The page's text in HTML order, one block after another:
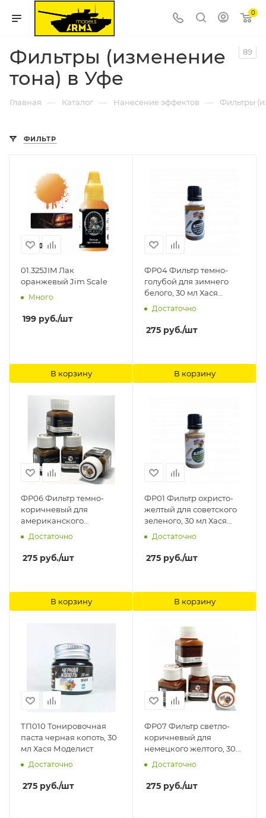
0
Фильтры (изменение
тона) в Уфе
89
Главная — Каталог — Нанесение эффектов — Фильтры
ФИЛЬТР
01.325JIM Лак
оранжевый Jim Scale
Много
199 руб./шт
В корзину
ФР04 Фильтр темно-
голубой для зимнего
белого, 30 мл Хася
Моделист
Достаточно
275 руб./шт
В корзину
ФР06 Фильтр темно-
коричневый для
американского
оливкового(хаки0, 30 мл
Хася Моделист
Достаточно
275 руб./шт
В корзину
ФР01 Фильтр охристо-
желтый для советского
зеленого, 30 мл Хася
Моделист
Достаточно
275 руб./шт
В корзину
ТП010 Тонировочная
паста черная копоть, 30
мл Хася Моделист
Достаточно
275 руб./шт
ФР07 Фильтр светло-
коричневый для
немецкого желтого, 30
мл Хася Моделист
Достаточно
275 руб./шт